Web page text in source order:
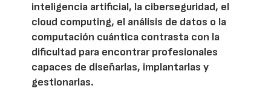
inteligencia artificial, la ciberseguridad, el
cloud computing, el análisis de datos o la
computación cuántica contrasta con la
dificultad para encontrar profesionales
capaces de diseñarlas, implantarlas y
gestionarlas.